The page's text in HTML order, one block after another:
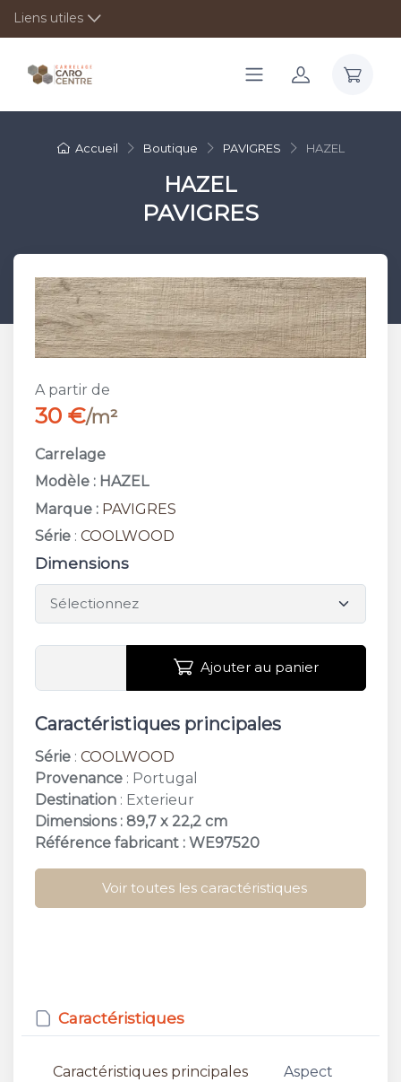
Liens utiles
Accueil Boutique PAVIGRES HAZEL
HAZEL
PAVIGRES
A partir de
30 €/m²
Carrelage
Modèle : HAZEL
Marque : PAVIGRES
Série : COOLWOOD
Dimensions
Ajouter au panier
Caractéristiques principales
Série : COOLWOOD
Provenance : Portugal
Destination : Exterieur
Dimensions : 89,7 x 22,2 cm
Référence fabricant : WE97520
Voir toutes les caractéristiques
Caractéristiques
Caractéristiques principales Aspect